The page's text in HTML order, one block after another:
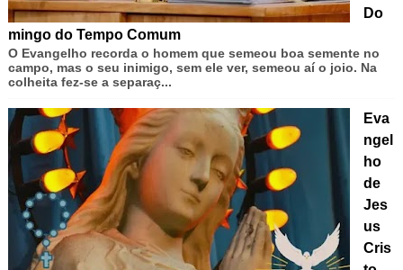
Do
mingo do Tempo Comum
O Evangelho recorda o homem que semeou boa semente no
campo, mas o seu inimigo, sem ele ver, semeou aí o joio. Na
colheita fez-se a separaç...
Eva
ngel
ho
de
Jes
us
Cris